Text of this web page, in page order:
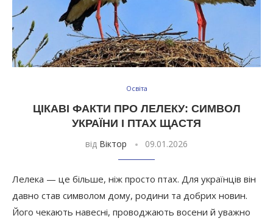
Освіта
ЦІКАВІ ФАКТИ ПРО ЛЕЛЕКУ: СИМВОЛ
УКРАЇНИ І ПТАХ ЩАСТЯ
від Віктор 09.01.2026
Лелека — це більше, ніж просто птах. Для українців він
давно став символом дому, родини та добрих новин.
Його чекають навесні, проводжають восени й уважно